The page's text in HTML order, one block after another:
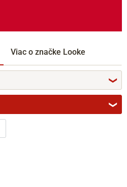
Viac o značke Looke
❯
❯